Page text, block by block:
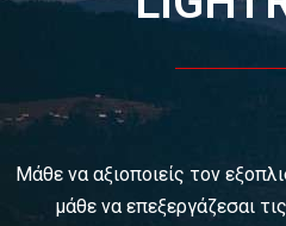
Μάθε να αξιοποιείς τον
μάθε να επεξεργάζεσαι τις